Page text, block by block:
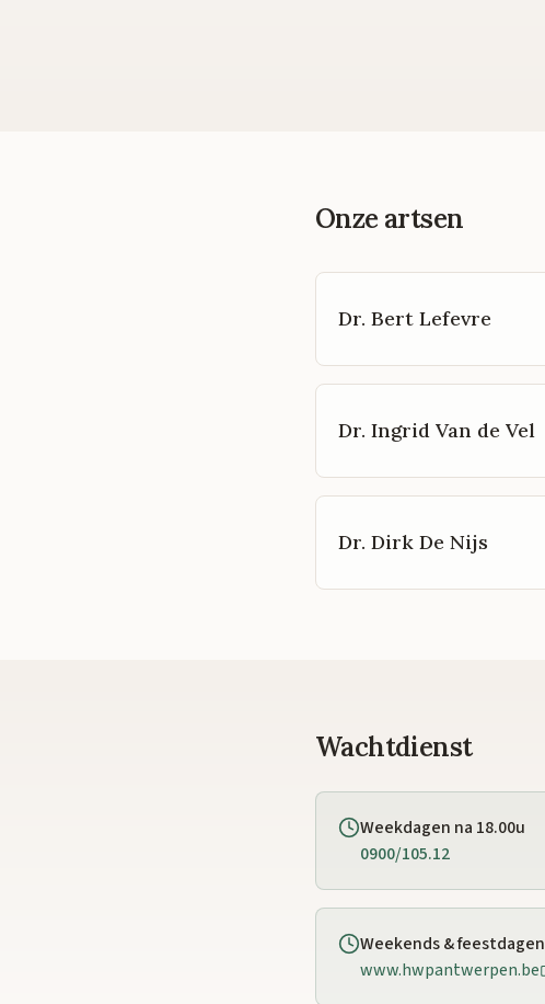
Onze artsen
Dr. Bert Lefevre
Dr. Ingrid Van de Vel
Dr. Dirk De Nijs
Wachtdienst
Weekdagen na 18.00u
0900/105.12
Weekends & feestdagen
www.hwpantwerpen.be